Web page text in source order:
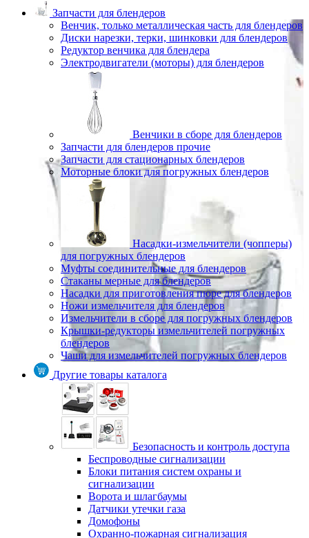
Запчасти для блендеров
Венчик, только металлическая часть для блендеров
Диски нарезки, терки, шинковки для блендеров
Редуктор венчика для блендера
Электродвигатели (моторы) для блендеров
Венчики в сборе для блендеров
Запчасти для блендеров прочие
Запчасти для стационарных блендеров
Моторные блоки для погружных блендеров
Насадки-измельчители (чопперы)
для погружных блендеров
Муфты соединительные для блендеров
Стаканы мерные для блендеров
Насадки для приготовления пюре для блендеров
Ножи измельчителя для блендеров
Измельчители в сборе для погружных блендеров
Крышки-редукторы измельчителей погружных
блендеров
Чаши для измельчителей погружных блендеров
Другие товары каталога
Безопасность и контроль доступа
Беспроводные сигнализации
Блоки питания систем охраны и
сигнализации
Ворота и шлагбаумы
Датчики утечки газа
Домофоны
Охранно-пожарная сигнализация